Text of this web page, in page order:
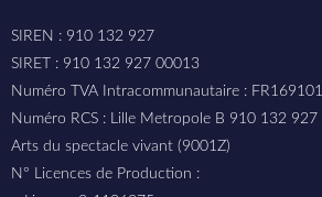
SIREN : 910 132 927
SIRET : 910 132 927 00013
Numéro TVA Intracommunautaire :
Numéro RCS : Lille Metropole B 910 132 927
Arts du spectacle vivant (9001Z)
N° Licences de Production :